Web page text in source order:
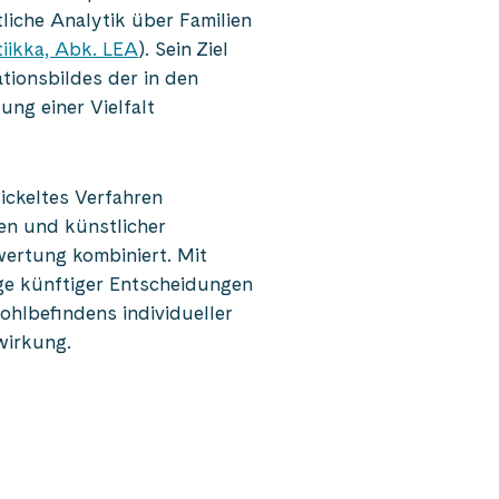
Analytik über Familien
Abk. LEA). Sein Ziel
der in den
einer Vielfalt
Verfahren
und künstlicher
kombiniert. Mit
künftiger Entscheidungen
individueller